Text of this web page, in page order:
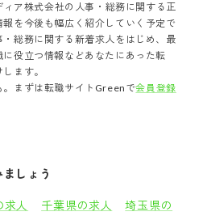
ィア株式会社の 人事・総務 に関する正
を今後も幅広く紹介していく予定で
・総務に関する新着求人をはじめ、最
役立つ情報などあなたにあった転
ます。
まずは転職サイトGreenで会員登録
しょう
人 千葉県の求人
埼玉県の